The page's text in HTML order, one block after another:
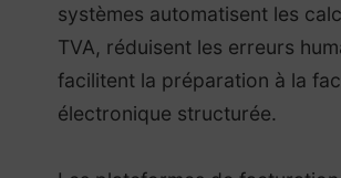
systèmes automatisent les
TVA, réduisent les erreurs
facilitent la préparation à la
électronique structurée.